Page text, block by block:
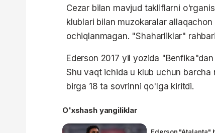
Cezar bilan mavjud takliflarni
klublari bilan muzokaralar
ochiqlanmagan. "Shaharliklar"
Ederson 2017 yil yozida
Shu vaqt ichida u klub uchun
birga 18 ta sovrinni qo'lga kiritdi.
O'xshash yangiliklar